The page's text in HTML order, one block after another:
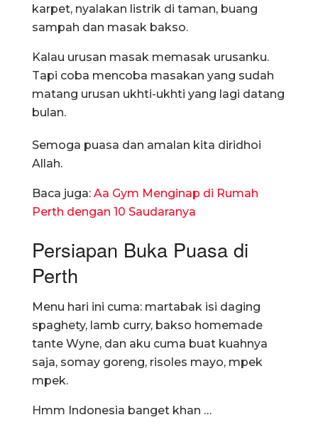
karpet, nyalakan listrik di taman, buang
sampah dan masak bakso.
Kalau urusan masak memasak urusanku.
Tapi coba mencoba masakan yang sudah
matang urusan ukhti-ukhti yang lagi datang
bulan.
Semoga puasa dan amalan kita diridhoi
Allah.
Baca juga: Aa Gym Menginap di Rumah
Perth dengan 10 Saudaranya
Persiapan Buka Puasa di
Perth
Menu hari ini cuma: martabak isi daging
spaghety, lamb curry, bakso homemade
tante Wyne, dan aku cuma buat kuahnya
saja, somay goreng, risoles mayo, mpek
mpek.
Hmm Indonesia banget khan …